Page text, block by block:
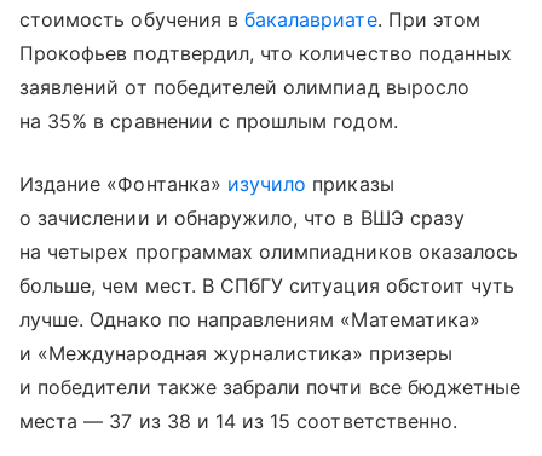
стоимость обучения вбакалавриате. При этом
Прокофьев подтвердил, что количество поданных
заявлений от победителей олимпиад выросло
на 35% в сравнении с прошлым годом.
Издание «Фонтанка» изучило приказы
о зачислении и обнаружило, что в ВШЭ сразу
на четырех программах олимпиадников оказалось
больше, чем мест. В СПбГУ ситуация обстоит чуть
лучше. Однако по направлениям «Математика»
и «Международная журналистика» призеры
и победители также забрали почти все бюджетные
места — 37 из 38 и 14 из 15 соответственно.